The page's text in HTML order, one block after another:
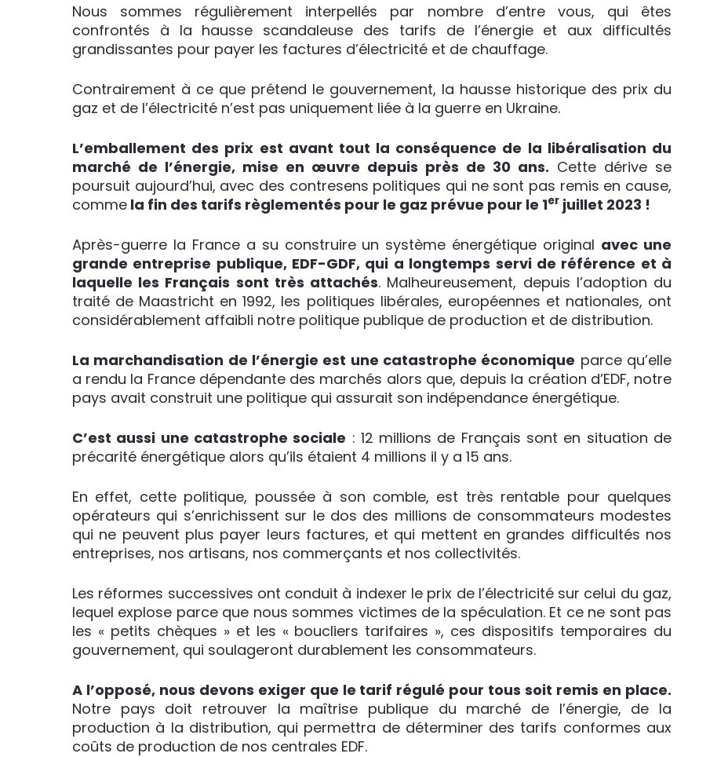
Nous sommes régulièrement interpellés par nombre d’entre vous, qui êtes
confrontés à la hausse scandaleuse des tarifs de l’énergie et aux difficultés
grandissantes pour payer les factures d’électricité et de chauffage.
Contrairement à ce que prétend le gouvernement, la hausse historique des prix du
gaz et de l’électricité n’est pas uniquement liée à la guerre en Ukraine.
L’emballement des prix est avant tout la conséquence de la libéralisation du
marché de l’énergie, mise en œuvre depuis près de 30 ans. Cette dérive se
poursuit aujourd’hui, avec des contresens politiques qui ne sont pas remis en cause,
comme la fin des tarifs règlementés pour le gaz prévue pour le 1er juillet 2023 !
Après-guerre la France a su construire un système énergétique original avec une
grande entreprise publique, EDF-GDF, qui a longtemps servi de référence et à
laquelle les Français sont très attachés. Malheureusement, depuis l’adoption du
traité de Maastricht en 1992, les politiques libérales, européennes et nationales, ont
considérablement affaibli notre politique publique de production et de distribution.
La marchandisation de l’énergie est une catastrophe économique parce qu’elle
a rendu la France dépendante des marchés alors que, depuis la création d’EDF, notre
pays avait construit une politique qui assurait son indépendance énergétique.
C’est aussi une catastrophe sociale : 12 millions de Français sont en situation de
précarité énergétique alors qu’ils étaient 4 millions il y a 15 ans.
En effet, cette politique, poussée à son comble, est très rentable pour quelques
opérateurs qui s’enrichissent sur le dos des millions de consommateurs modestes
qui ne peuvent plus payer leurs factures, et qui mettent en grandes difficultés nos
entreprises, nos artisans, nos commerçants et nos collectivités.
Les réformes successives ont conduit à indexer le prix de l’électricité sur celui du gaz,
lequel explose parce que nous sommes victimes de la spéculation. Et ce ne sont pas
les « petits chèques » et les « boucliers tarifaires », ces dispositifs temporaires du
gouvernement, qui soulageront durablement les consommateurs.
A l’opposé, nous devons exiger que le tarif régulé pour tous soit remis en place.
Notre pays doit retrouver la maîtrise publique du marché de l’énergie, de la
production à la distribution, qui permettra de déterminer des tarifs conformes aux
coûts de production de nos centrales EDF.